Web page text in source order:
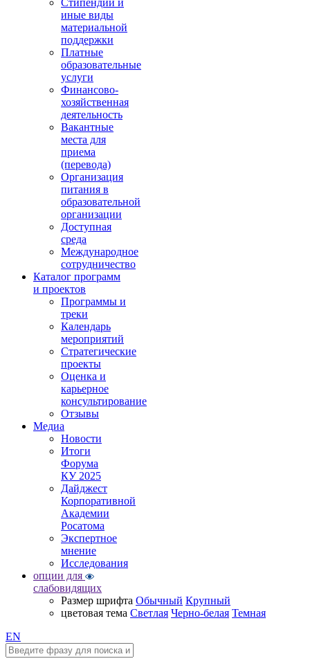
иные виды
материальной
поддержки
Платные
образовательные
услуги
Финансово-
хозяйственная
деятельность
Вакантные
места для
приема
(перевода)
Организация
питания в
образовательной
организации
Доступная
среда
Международное
сотрудничество
Каталог программ
и проектов
Программы и
треки
Календарь
мероприятий
Стратегические
проекты
Оценка и
карьерное
консультирование
Отзывы
Медиа
Новости
Итоги
Форума
КУ 2025
Дайджест
Корпоративной
Академии
Росатома
Экспертное
мнение
Исследования
опции для
слабовидящих
Размер шрифта Обычный Крупный
цветовая тема Светлая Черно-белая Темная
EN